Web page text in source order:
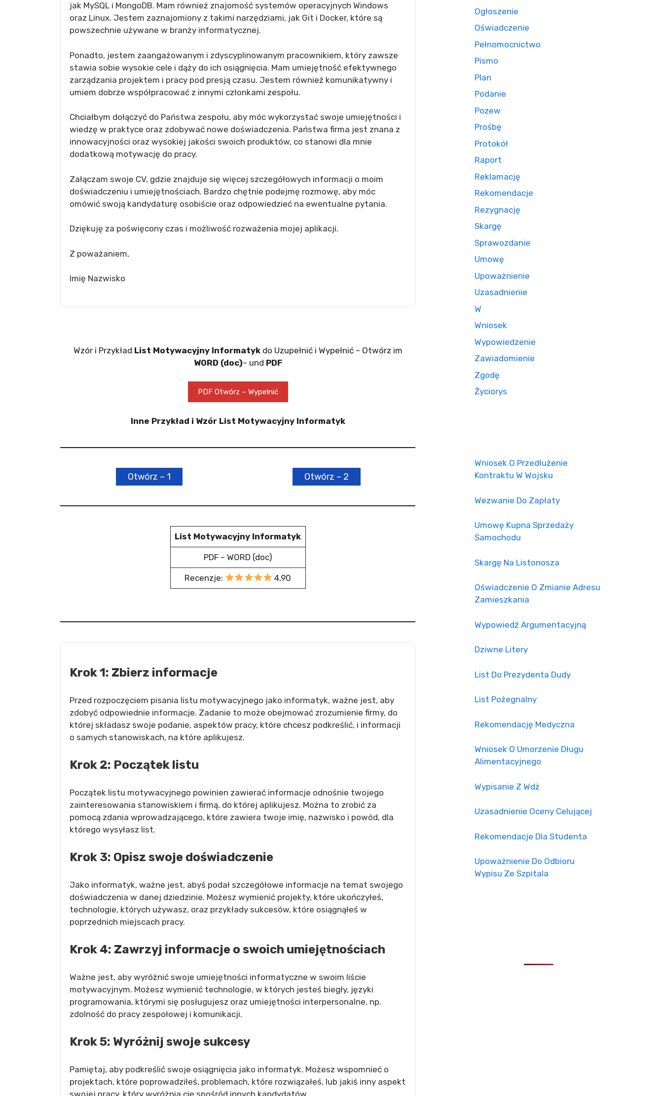
jak MySQL i MongoDB. Mam również znajomość systemów operacyjnych Windows
oraz Linux. Jestem zaznajomiony z takimi narzędziami, jak Git i Docker, które są
powszechnie używane w branży informatycznej.
Ponadto, jestem zaangażowanym i zdyscyplinowanym pracownikiem, który zawsze
stawia sobie wysokie cele i dąży do ich osiągnięcia. Mam umiejętność efektywnego
zarządzania projektem i pracy pod presją czasu. Jestem również komunikatywny i
umiem dobrze współpracować z innymi członkami zespołu.
Chciałbym dołączyć do Państwa zespołu, aby móc wykorzystać swoje umiejętności i
wiedzę w praktyce oraz zdobywać nowe doświadczenia. Państwa firma jest znana z
innowacyjności oraz wysokiej jakości swoich produktów, co stanowi dla mnie
dodatkową motywację do pracy.
Załączam swoje CV, gdzie znajduje się więcej szczegółowych informacji o moim
doświadczeniu i umiejętnościach. Bardzo chętnie podejmę rozmowę, aby móc
omówić swoją kandydaturę osobiście oraz odpowiedzieć na ewentualne pytania.
Dziękuję za poświęcony czas i możliwość rozważenia mojej aplikacji.
Z poważaniem,
Imię Nazwisko
Wzór i Przykład List Motywacyjny Informatykdo Uzupełnić i Wypełnić – Otwórz im
WORD (doc)– und PDF
PDF Otwórz – Wypełnić
Inne Przykład i Wzór List Motywacyjny Informatyk
Otwórz – 1 Otwórz – 2
List Motywacyjny Informatyk
PDF – WORD (doc)
Recenzje: 4,90
Krok 1: Zbierz informacje
Przed rozpoczęciem pisania listu motywacyjnego jako informatyk, ważne jest, aby
zdobyć odpowiednie informacje. Zadanie to może obejmować zrozumienie firmy, do
której składasz swoje podanie, aspektów pracy, które chcesz podkreślić, i informacji
o samych stanowiskach, na które aplikujesz.
Krok 2: Początek listu
Początek listu motywacyjnego powinien zawierać informacje odnośnie twojego
zainteresowania stanowiskiem i firmą, do której aplikujesz. Można to zrobić za
pomocą zdania wprowadzającego, które zawiera twoje imię, nazwisko i powód, dla
którego wysyłasz list.
Krok 3: Opisz swoje doświadczenie
Jako informatyk, ważne jest, abyś podał szczegółowe informacje na temat swojego
doświadczenia w danej dziedzinie. Możesz wymienić projekty, które ukończyłeś,
technologie, których używasz, oraz przykłady sukcesów, które osiągnąłeś w
poprzednich miejscach pracy.
Krok 4: Zawrzyj informacje o swoich umiejętnościach
Ważne jest, aby wyróżnić swoje umiejętności informatyczne w swoim liście
motywacyjnym. Możesz wymienić technologie, w których jesteś biegły, języki
programowania, którymi się posługujesz oraz umiejętności interpersonalne, np.
zdolność do pracy zespołowej i komunikacji.
Krok 5: Wyróżnij swoje sukcesy
Pamiętaj, aby podkreślić swoje osiągnięcia jako informatyk. Możesz wspomnieć o
projektach, które poprowadziłeś, problemach, które rozwiązałeś, lub jakiś inny aspekt
swojej pracy, który wyróżnia cię spośród innych kandydatów.
Ogłoszenie
Oświadczenie
Pełnomocnictwo
Pismo
Plan
Podanie
Pozew
Prośbę
Protokół
Raport
Reklamację
Rekomendacje
Rezygnację
Skargę
Sprawozdanie
Umowę
Upoważnienie
Uzasadnienie
W
Wniosek
Wypowiedzenie
Zawiadomienie
Zgodę
Życiorys
Wniosek O Przedłużenie
Kontraktu W Wojsku
Wezwanie Do Zapłaty
Umowę Kupna Sprzedaży
Samochodu
Skargę Na Listonosza
Oświadczenie O Zmianie Adresu
Zamieszkania
Wypowiedź Argumentacyjną
Dziwne Litery
List Do Prezydenta Dudy
List Pożegnalny
Rekomendację Medyczna
Wniosek O Umorzenie Długu
Alimentacyjnego
Wypisanie Z Wdż
Uzasadnienie Oceny Celującej
Rekomendacje Dla Studenta
Upoważnienie Do Odbioru
Wypisu Ze Szpitala